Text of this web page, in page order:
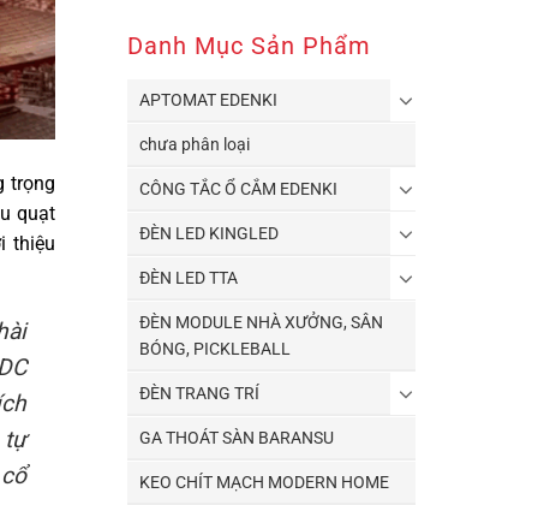
trọng
quạt
thiệu
tự
Danh Mục Sản Phẩm
APTOMAT EDENKI
chưa phân loại
CÔNG TẮC Ổ CẮM EDENKI
ĐÈN LED KINGLED
ĐÈN LED TTA
ĐÈN MODULE NHÀ XƯỞNG, SÂN
BÓNG, PICKLEBALL
ĐÈN TRANG TRÍ
GA THOÁT SÀN BARANSU
KEO CHÍT MẠCH MODERN HOME